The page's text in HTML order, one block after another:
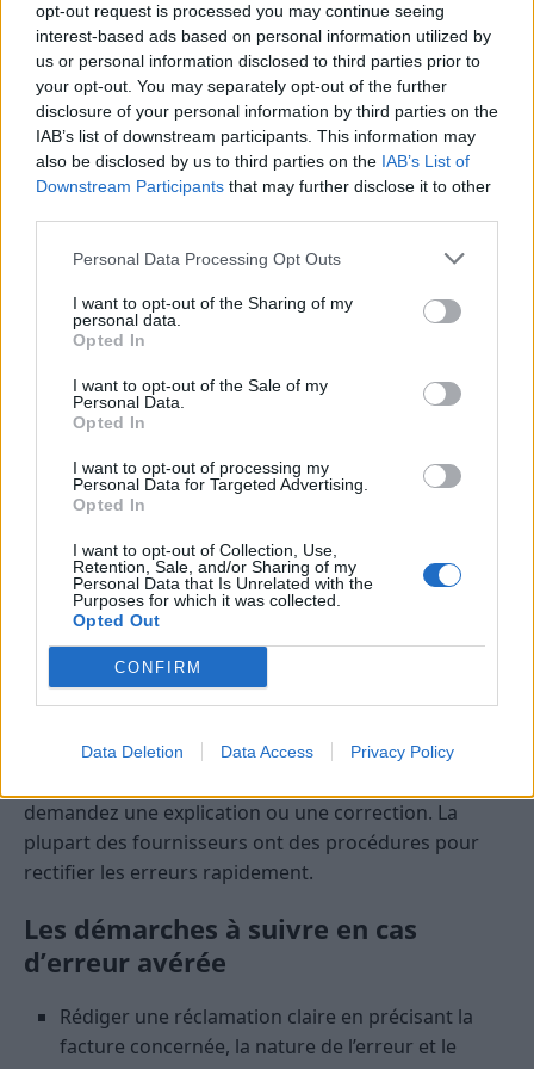
opt-out request is processed you may continue seeing
interest-based ads based on personal information utilized by
us or personal information disclosed to third parties prior to
your opt-out. You may separately opt-out of the further
disclosure of your personal information by third parties on the
IAB’s list of downstream participants. This information may
also be disclosed by us to third parties on the IAB’s List of
Downstream Participants that may further disclose it to other
Personal Data Processing Opt Outs
I want to opt-out of the Sharing of my
personal data.
Opted In
I want to opt-out of the Sale of my
Personal Data.
Opted In
I want to opt-out of processing my
Personal Data for Targeted Advertising.
Opted In
I want to opt-out of Collection, Use,
Retention, Sale, and/or Sharing of my
Personal Data that Is Unrelated with the
Purposes for which it was collected.
Opted Out
CONFIRM
Data Deletion Data Access Privacy Policy
Il est essentiel de garder une trace de vos contrats,
offres ou relevés de consommation pour faire des
comparaisons précises. Par exemple, si vous recevez
une facture d’électricité, comparez le montant avec
votre relevé de compteur ou votre consommation
habituelle.
Conserver tous vos documents
Gardez précieusement toutes vos factures, contrats,
relevés et correspondances avec vos fournisseurs.
Ces documents seront précieux si vous devez
Utiliser des outils de vérification
Certains fournisseurs proposent des outils en ligne
pour consulter et vérifier vos factures. Il existe aussi
et de comparer vos dépenses pour repérer
rapidement toute anomalie.
Contacter le service client en cas de doute
ou d’erreur
de doute ou si vous repérez une erreur. Préparez
demandez une explication ou une correction. La
plupart des fournisseurs ont des procédures pour
rectifier les erreurs rapidement.
Les démarches à suivre en cas
d’erreur avérée
Rédiger une réclamation claire en précisant la
facture concernée, la nature de l’erreur et le